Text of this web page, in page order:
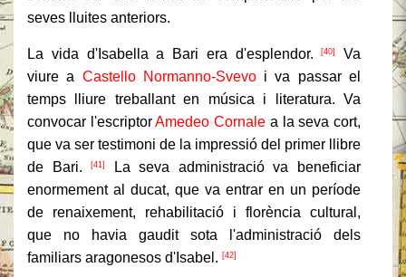
seves lluites anteriors.
La vida d'Isabella a Bari era d'esplendor. [40]
Va
viure a Castello Normanno-Svevoi va passar el
temps lliure treballant en música i literatura. Va
convocar l'escriptorAmedeo Cornale a la seva cort,
que va ser testimoni de la impressió del primer llibre
de Bari.
[41]
La seva administració va beneficiar
enormement al ducat, que va entrar en un període
de renaixement, rehabilitació i florència cultural,
que no havia gaudit sota l'administració dels
familiars aragonesos d'Isabel. [42]